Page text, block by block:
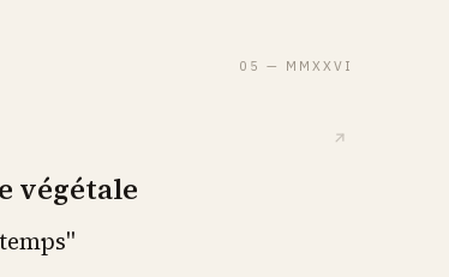
05 — MMXXVI
végétale